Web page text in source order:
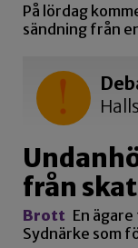
På lördag
sändning från
från
Brott En
Sydnärke som